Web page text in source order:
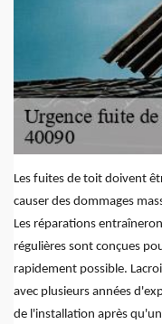
Les fuites de toit doivent
causer des dommages
Les réparations
régulières sont conçues
rapidement possible.
avec plusieurs années
de l'installation après